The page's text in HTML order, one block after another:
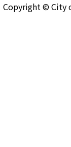
Copyright © City